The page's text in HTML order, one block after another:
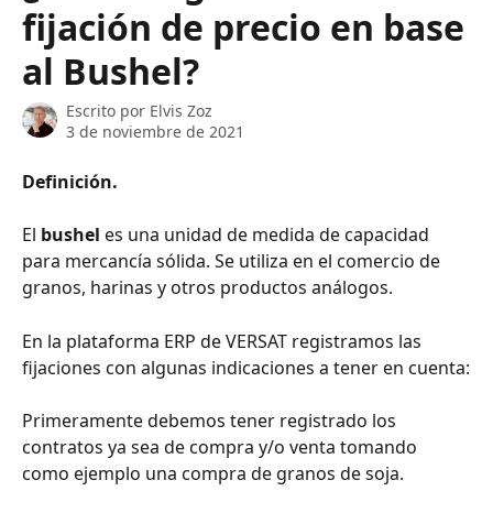
fijación de precio en base
al Bushel?
Escrito por Elvis Zoz
3 de noviembre de 2021
Definición.
El bushel es una unidad de medida de capacidad
para mercancía sólida. Se utiliza en el comercio de
granos, harinas y otros productos análogos.
En la plataforma ERP deVERSAT registramos las
fijaciones con algunas indicaciones a tener en cuenta:
Primeramente debemos tener registrado los
contratos ya sea de compra y/o venta tomando
como ejemplo una compra de granos de soja.